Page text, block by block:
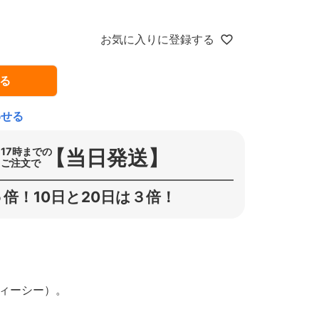
お気に入りに登録する
る
17時までの
ご注文で 【当日発送】
！10日と20日は３倍！
ーシー）。